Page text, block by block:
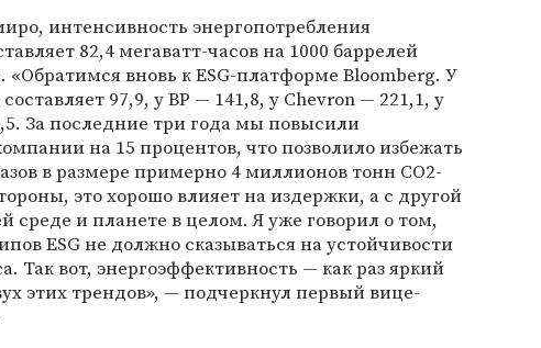
интенсивность энергопотребления
82,4 мегаватт-часов на 1000 баррелей
«Обратимся вновь к ESG-платформе Bloomberg. У
97,9, у BP — 141,8, у Chevron — 221,1, у
За последние три года мы повысили
на 15 процентов, что позволило избежать
в размере примерно 4 миллионов тонн CO2-
это хорошо влияет на издержки, а с другой
и планете в целом. Я уже говорил о том,
ESG не должно сказываться на устойчивости
Так вот, энергоэффективность — как раз яркий
этих трендов», — подчеркнул первый вице-